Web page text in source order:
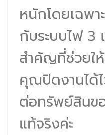
หนักโดยเฉพา
กับระบบไฟ
สำคัญที่ช่วยใ
คุณปิดงานได้
ต่อทรัพย์สินข
แท้จริงค่ะ